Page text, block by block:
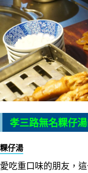
孝三路無名粿仔
粿仔湯
愛吃重口味的朋友，